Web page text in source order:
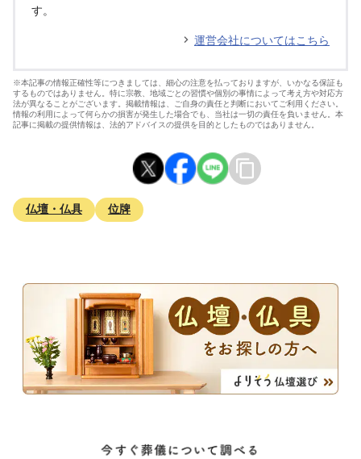
す。
運営会社についてはこちら
※本記事の情報正確性等につきましては、細心の注意を払っておりますが、いかなる保証も
するものではありません。特に宗教、地域ごとの習慣や個別の事情によって考え方や対応方
法が異なることがございます。掲載情報は、ご自身の責任と判断においてご利用ください。
情報の利用によって何らかの損害が発生した場合でも、当社は一切の責任を負いません。本
記事に掲載の提供情報は、法的アドバイスの提供を目的としたものではありません。
仏壇・仏具 位牌